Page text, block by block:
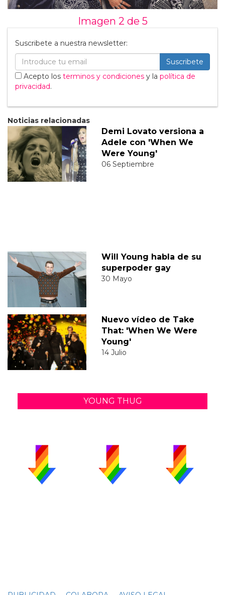
Imagen 2 de 5
Suscribete a nuestra newsletter:
Suscribete
Acepto los terminos y condiciones y la política de
privacidad.
Noticias relacionadas
Demi Lovato versiona a
Adele con 'When We
Were Young'
06 Septiembre
Will Young habla de su
superpoder gay
30 Mayo
Nuevo vídeo de Take
That: 'When We Were
Young'
14 Julio
YOUNG THUG